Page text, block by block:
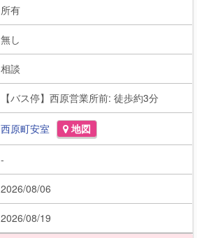
所有
無し
相談
【バス停】西原営業所前: 徒歩約3分
西原町安室 地図
-
2026/08/06
2026/08/19